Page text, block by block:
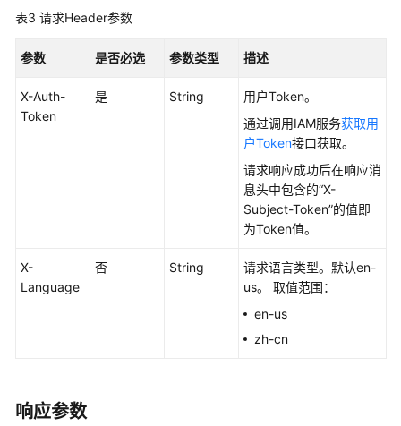
必
读
用
权
限
表3 请求Header参数
参数 是否必选 参数类型 描述
X-Auth-
Token
是 String
用户Token。
通过调用IAM服务获取用
户Token接口获取。
请求响应成功后在响应消
息头中包含的“X-
Subject-Token”的值即
为Token值。
X-
Language
否 String
请求语言类型。默认en-
us。 取值范围：
en-us
zh-cn
响应参数